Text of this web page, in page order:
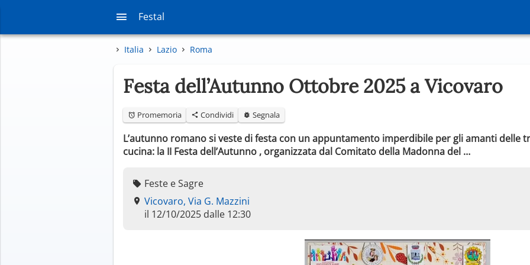
Festal
Italia Lazio Roma
Festa dell’Autunno Ottobre 2025 a Vicovaro
Promemoria Condividi Segnala
L’autunno romano si veste di festa con un appuntamento imperdibile per gli amanti delle
cucina: la II Festa dell’Autunno , organizzata dal Comitato della Madonna del …
Feste e Sagre
Vicovaro, Via G. Mazzini
il 12/10/2025 dalle 12:30